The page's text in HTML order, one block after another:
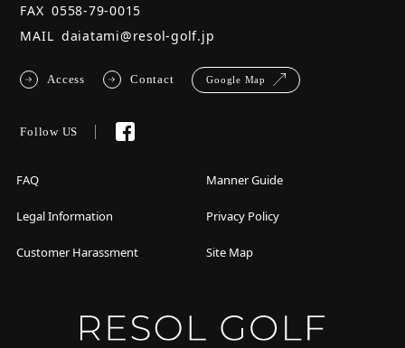
FAX 0558-79-0015
MAIL daiatami@resol-golf.jp
Access Contact Google Map
Follow US
FAQ Manner Guide
Legal Information Privacy Policy
Customer Harassment Site Map